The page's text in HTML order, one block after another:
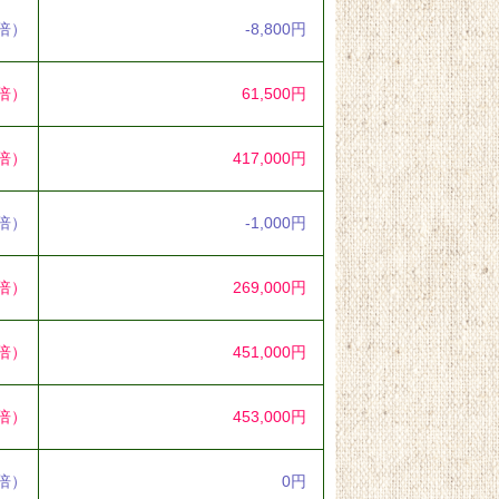
） -8,800円
） 61,500円
） 417,000円
） -1,000円
） 269,000円
） 451,000円
） 453,000円
） 0円